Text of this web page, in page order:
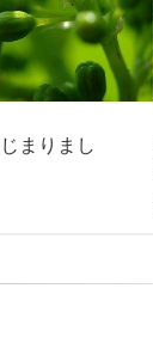
まりまし